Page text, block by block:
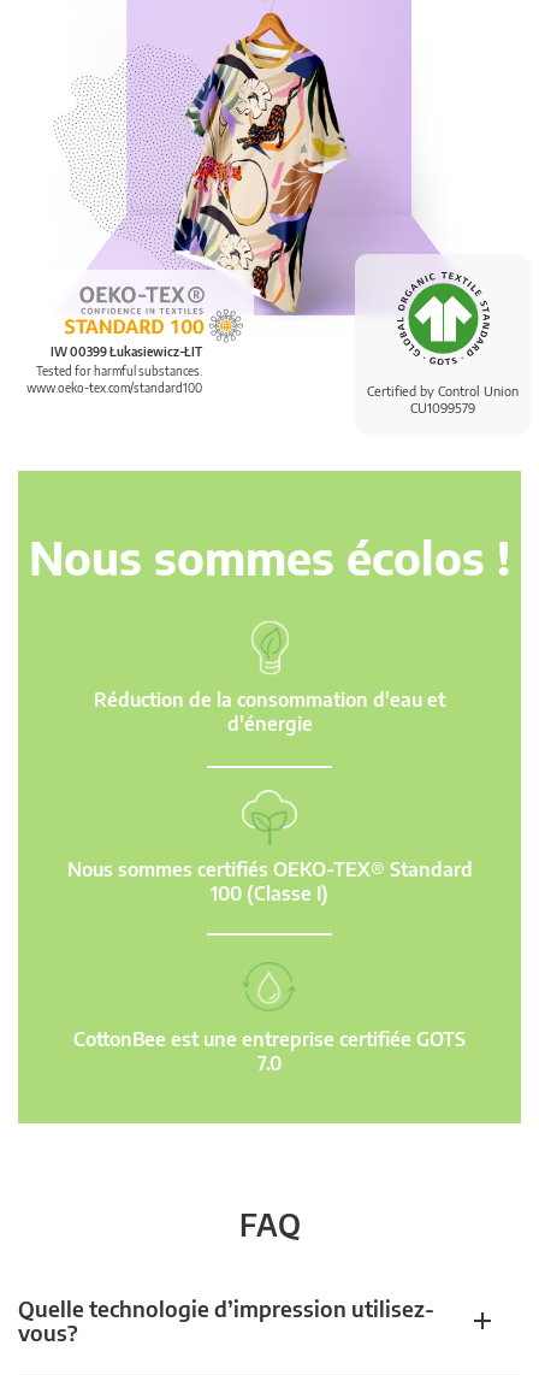
Certified by Control Union
CU1099579
IW 00399 Łukasiewicz-ŁIT
Tested for harmful substances.
www.oeko-tex.com/standard100
Nous sommes écolos !
Réduction de la consommation d'eau et
d'énergie
Nous sommes certifiés OEKO-TEX® Standard
100 (Classe I)
CottonBee est une entreprise certifiée GOTS
7.0
FAQ
Quelle technologie d’impression utilisez-
vous?